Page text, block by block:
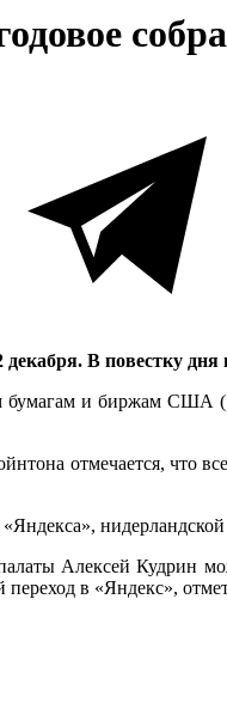
В повестку
и биржам США
отмечается, что
Алексей Кудрин
переход в «Яндекс»,